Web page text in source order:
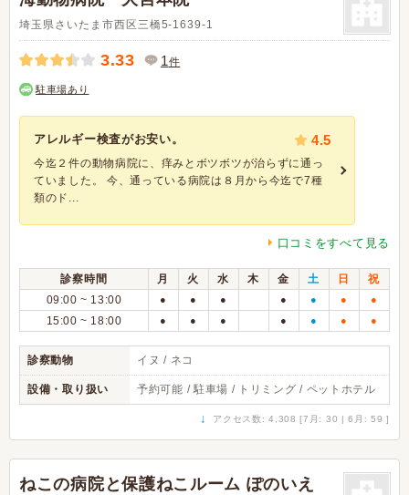
埼玉県さいたま市西区三橋5-1639-1
3.33 1件
駐車場あり
アレルギー検査がお安い。 4.5
今迄２件の動物病院に、痒みとボツボツが治らずに通っ
ていました。 今、通っている病院は８月から今迄で7種
類のド...
口コミをすべて見る
診察時間 月 火 水 木 金 土 日
祝
09:00 ~ 13:00
● ● ● ● ● ● ●
15:00 ~ 18:00 ● ● ● ● ● ● ●
診察動物 イヌ / ネコ
設備・取り扱い 予約可能 / 駐車場 / トリミング / ペットホテル
↓ アクセス数: 4,308 [7月: 30 | 6月: 59 ]
ねこの病院と保護ねこルーム ぽのいえ